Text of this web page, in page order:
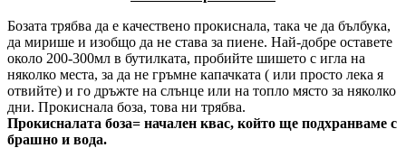
Бозата трябва да е качествено прокиснала, така че да бълбука,
да мирише и изобщо да не става за пиене. Най-добре оставете
около 200-300мл в бутилката, пробийте шишето с игла на
няколко места, за да не гръмне капачката ( или просто лека я
отвийте) и го дръжте на слънце или на топло място за няколко
дни. Прокиснала боза, това ни трябва.
Прокисналата боза= начален квас, който ще подхранваме с
брашно и вода.